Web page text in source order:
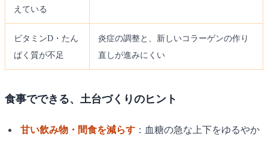
えている
ビタミンD・たん
ぱく質が不足
炎症の調整と、新しいコラーゲンの作り
直しが進みにくい
食事でできる、土台づくりのヒント
甘い飲み物・間食を減らす：血糖の急な上下をゆるやか